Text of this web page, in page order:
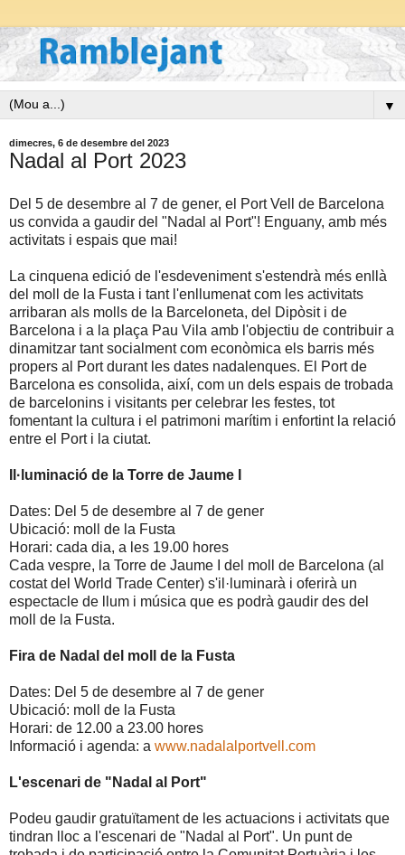
▼
dimecres, 6 de desembre del 2023
Nadal al Port 2023
Del 5 de desembre al 7 de gener, el Port Vell de Barcelona
us convida a gaudir del "Nadal al Port"! Enguany, amb més
activitats i espais que mai!
La cinquena edició de l'esdeveniment s'estendrà més enllà
del moll de la Fusta i tant l'enllumenat com les activitats
arribaran als molls de la Barceloneta, del Dipòsit i de
Barcelona i a la plaça Pau Vila amb l'objectiu de contribuir a
dinamitzar tant socialment com econòmica els barris més
propers al Port durant les dates nadalenques. El Port de
Barcelona es consolida, així, com un dels espais de trobada
de barcelonins i visitants per celebrar les festes, tot
fomentant la cultura i el patrimoni marítim i enfortint la relació
entre el Port i la ciutat.
Il·luminació de la Torre de Jaume I
Dates: Del 5 de desembre al 7 de gener
Ubicació: moll de la Fusta
Horari: cada dia, a les 19.00 hores
Cada vespre, la Torre de Jaume I del moll de Barcelona (al
costat del World Trade Center) s'il·luminarà i oferirà un
espectacle de llum i música que es podrà gaudir des del
moll de la Fusta.
Fira de Nadal del moll de la Fusta
Dates: Del 5 de desembre al 7 de gener
Ubicació: moll de la Fusta
Horari: de 12.00 a 23.00 hores
Informació i agenda: a www.nadalalportvell.com
L'escenari de "Nadal al Port"
Podeu gaudir gratuïtament de les actuacions i activitats que
tindran lloc a l'escenari de "Nadal al Port". Un punt de